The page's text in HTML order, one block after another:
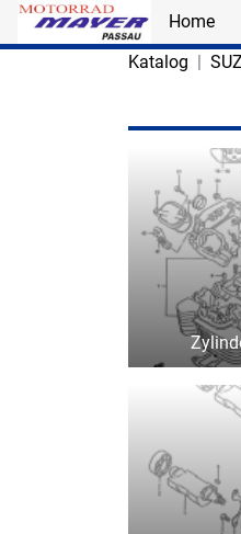
Skip to main content
Home
Katalog